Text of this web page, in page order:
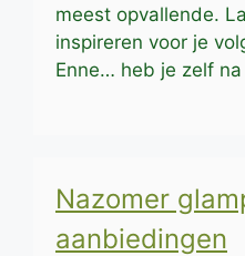
meest opvallende.
inspireren voor je
Enne… heb je zelf
Nazomer
aanbiedingen